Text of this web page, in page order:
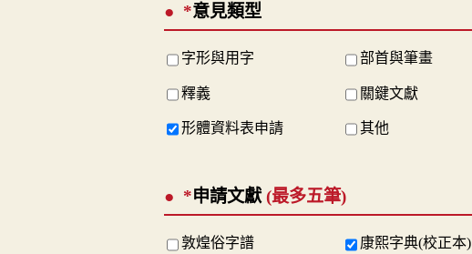
*意見類型
字形與用字 部首與筆畫
釋義 關鍵文獻
形體資料表申請 其他
*申請文獻 (最多五筆)
敦煌俗字譜 康熙字典(校正本)